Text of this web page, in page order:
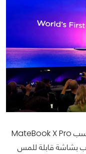
شركة هواوي قدمت لنا مولوداً جديداً هو حاسب MateBook X Pro
بشاشة قابلة للمس